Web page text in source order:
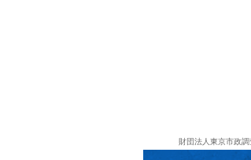
財団法人東京市政